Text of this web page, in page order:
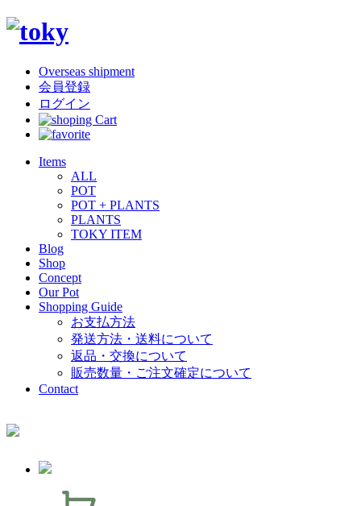
Overseas shipment
会員登録
ログイン
Items
ALL
POT
POT + PLANTS
PLANTS
TOKY ITEM
Blog
Shop
Concept
Our Pot
Shopping Guide
お支払方法
発送方法・送料について
返品・交換について
販売数量・ご注文確定について
Contact